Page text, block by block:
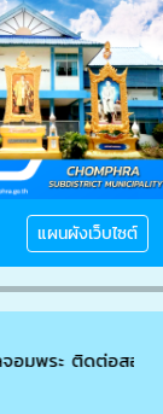
แผนผังเว็บไซต์
พระ ติดต่อสอบถ